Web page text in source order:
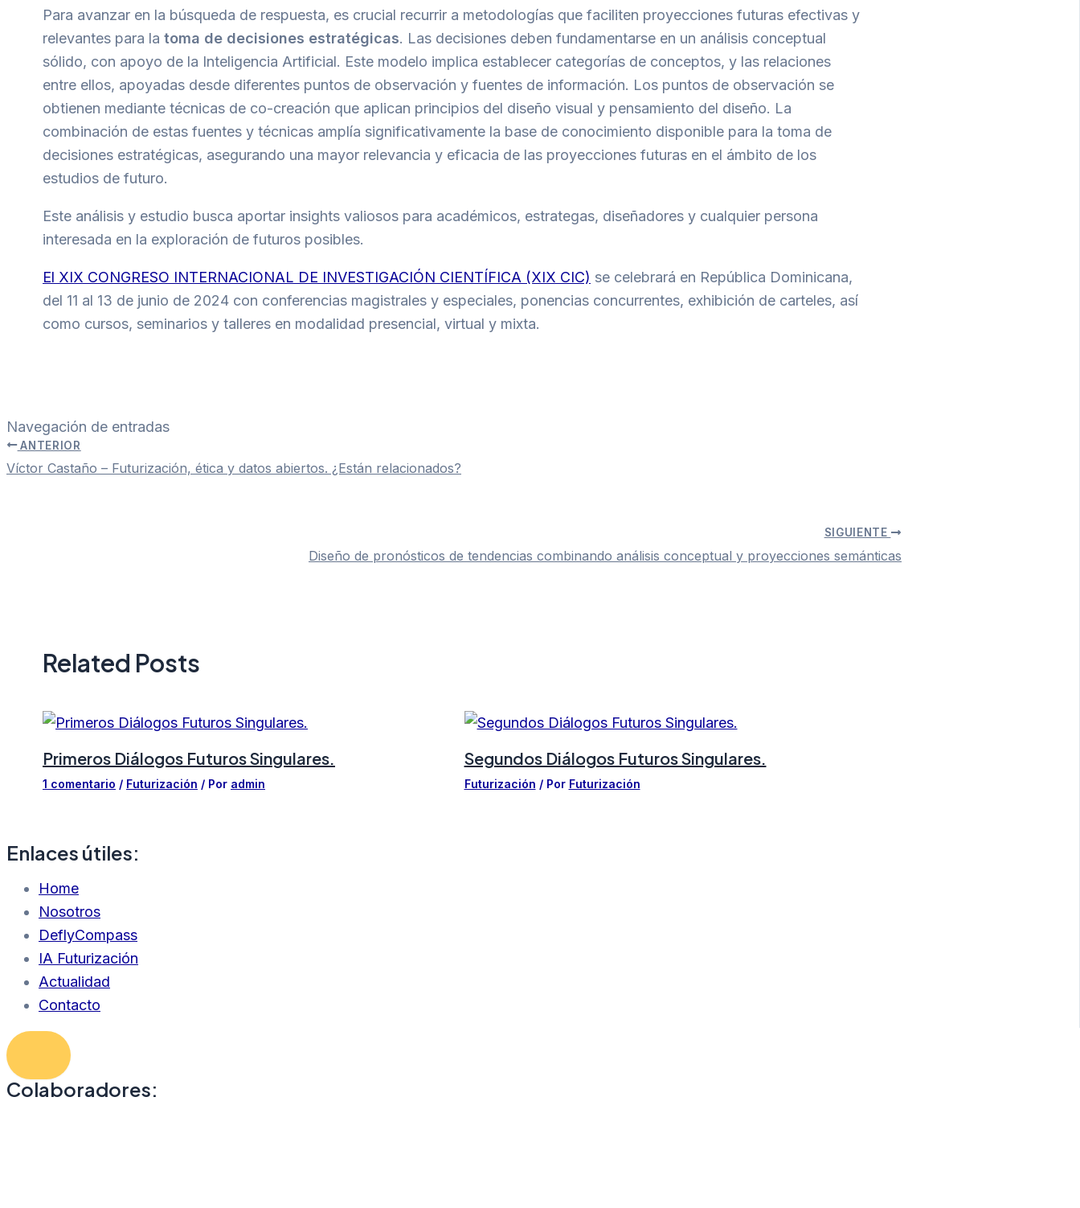
Para avanzar en la búsqueda de respuesta, es crucial recurrir a metodologías que faciliten proyecciones futuras efectivas y
relevantes para la toma de decisiones estratégicas. Las decisiones deben fundamentarse en un análisis conceptual
sólido, con apoyo de la Inteligencia Artificial. Este modelo implica establecer categorías de conceptos, y las relaciones
entre ellos, apoyadas desde diferentes puntos de observación y fuentes de información. Los puntos de observación se
obtienen mediante técnicas de co-creación que aplican principios del diseño visual y pensamiento del diseño. La
combinación de estas fuentes y técnicas amplía significativamente la base de conocimiento disponible para la toma de
decisiones estratégicas, asegurando una mayor relevancia y eficacia de las proyecciones futuras en el ámbito de los
estudios de futuro.
Este análisis y estudio busca aportar insights valiosos para académicos, estrategas, diseñadores y cualquier persona
interesada en la exploración de futuros posibles.
El XIX CONGRESO INTERNACIONAL DE INVESTIGACIÓN CIENTÍFICA (XIX CIC) se celebrará en República Dominicana,
del 11 al 13 de junio de 2024 con conferencias magistrales y especiales, ponencias concurrentes, exhibición de carteles, así
como cursos, seminarios y talleres en modalidad presencial, virtual y mixta.
Navegación de entradas
ANTERIOR
Víctor Castaño – Futurización, ética y datos abiertos. ¿Están relacionados?
SIGUIENTE
Diseño de pronósticos de tendencias combinando análisis conceptual y proyecciones semánticas
Related Posts
Primeros Diálogos Futuros Singulares.
1 comentario / Futurización / Por admin
Segundos Diálogos Futuros Singulares.
Futurización / Por Futurización
Enlaces útiles:
Home
Nosotros
DeflyCompass
IA Futurización
Actualidad
Contacto
Colaboradores: